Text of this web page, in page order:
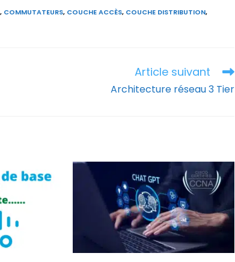
, COMMUTATEURS, COUCHE ACCÈS, COUCHE DISTRIBUTION,
Article suivant
Architecture réseau 3 Tier